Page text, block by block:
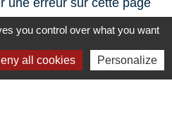
you control over what you want
all cookies Personalize